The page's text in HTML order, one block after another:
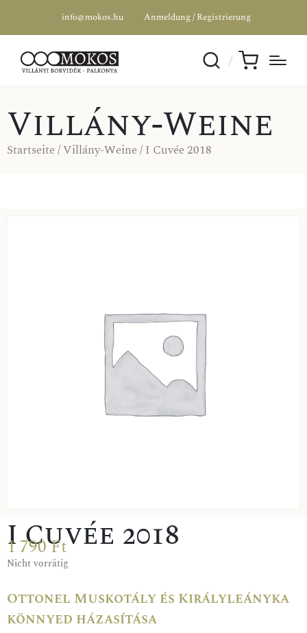
info@mokos.hu Anmeldung / Registrierung
Villány-Weine
Startseite/Villány-Weine/ I Cuvée 2018
I Cuvée 2018
1 790Ft
Nicht vorrätig
Ottonel Muskotály és Királyleányka
könnyed házasítása